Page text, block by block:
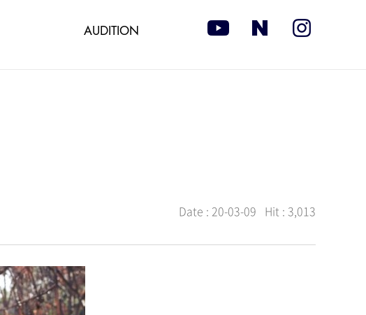
AUDITION
Date : 20-03-09 Hit : 3,013